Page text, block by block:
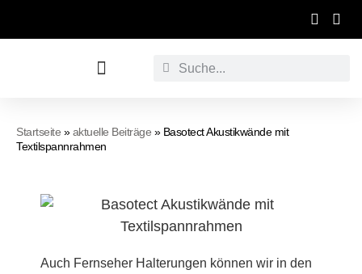
Startseite »aktuelle Beiträge » Basotect Akustikwände mit
Textilspannrahmen
Auch Fernseher Halterungen können wir in den